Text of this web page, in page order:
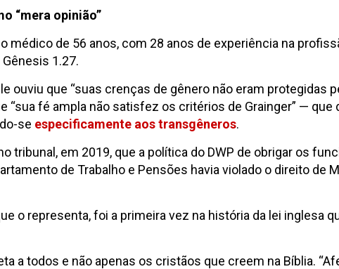
“mera opinião”
médico de 56 anos, com 28 anos de experiência na
1.27.
ouviu que “suas crenças de gênero não eram protegidas
“sua fé ampla não satisfez os critérios de Grainger” —
se especificamente aos transgêneros.
tribunal, em 2019, que a política do DWP de obrigar os
de Trabalho e Pensões havia violado o direito
o representa, foi a primeira vez na história da lei inglesa
a todos e não apenas os cristãos que creem na Bíblia.